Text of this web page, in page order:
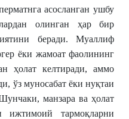
асосланган ушбу
олинган ҳар бир
беради. Муаллиф
ёки жамоат фаолининг
ҳолат келтиради, аммо
ўз муносабат ёки нуқтаи
манзара ва ҳолат
ижтимоий тармоқларни